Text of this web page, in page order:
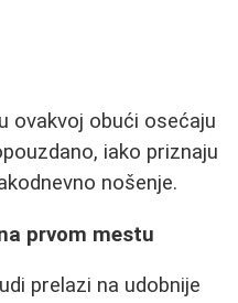
ovakvoj obući osećaju
iako priznaju
nošenje.
prvom mestu
prelazi na udobnije